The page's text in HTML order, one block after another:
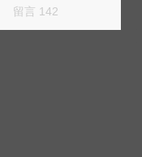
留言 142